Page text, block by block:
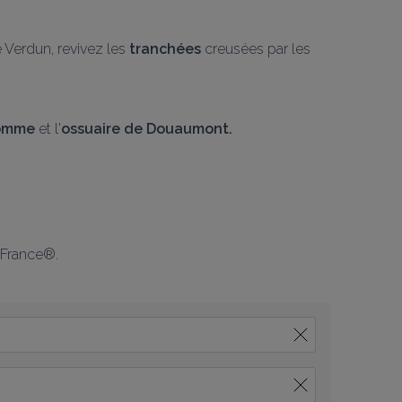
Verdun, revivez les tranchées creusées par les
et l'ossuaire de Douaumont.